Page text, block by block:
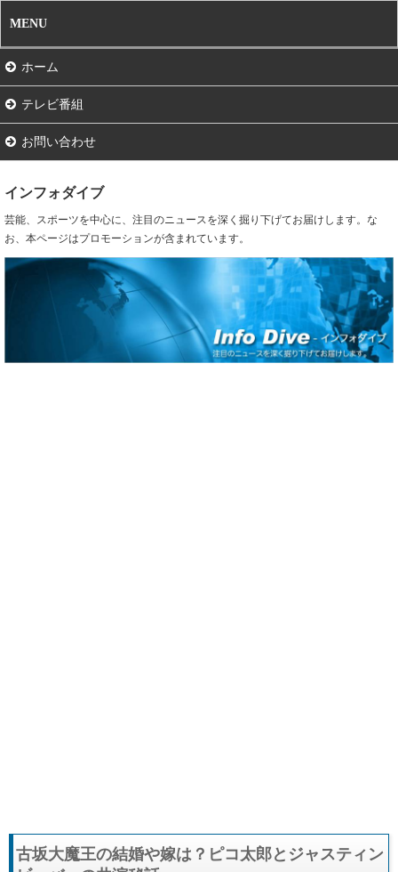
MENU
ホーム
テレビ番組
お問い合わせ
インフォダイブ
芸能、スポーツを中心に、注目のニュースを深く掘り下げてお届けします。な
お、本ページはプロモーションが含まれています。
古坂大魔王の結婚や嫁は？ピコ太郎とジャスティン